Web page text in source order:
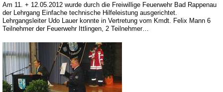
Am 11. + 12.05.2012 wurde durch die Freiwillige Feuerwehr Bad Rappenau
der Lehrgang Einfache technische Hilfeleistung ausgerichtet.
Lehrgangsleiter Udo Lauer konnte in Vertretung vom Kmdt. Felix Mann 6
Teilnehmer der Feuerwehr Ittlingen, 2 Teilnehmer…